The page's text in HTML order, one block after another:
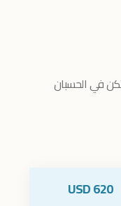
في الحسبان
620
USD